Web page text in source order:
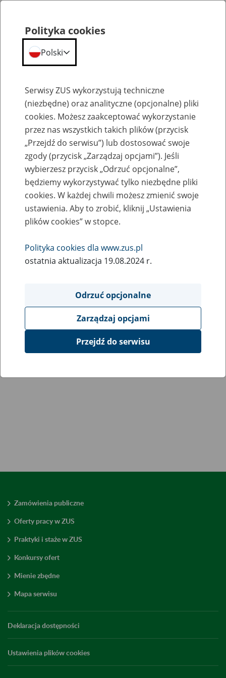
Przepraszamy,
podana strona nie została znaleziona.
Błąd 404
Przejdź do strony głównej
Zamówienia publiczne
Oferty pracy w ZUS
Praktyki i staże w ZUS
Konkursy ofert
Mienie zbędne
Mapa serwisu
Deklaracja dostępności
Ustawienia plików cookies
Polityka cookies
Polski
Serwisy ZUS wykorzystują techniczne
(niezbędne) oraz analityczne (opcjonalne) pliki
cookies. Możesz zaakceptować wykorzystanie
przez nas wszystkich takich plików (przycisk
„Przejdź do serwisu”) lub dostosować swoje
zgody (przycisk „Zarządzaj opcjami”). Jeśli
wybierzesz przycisk „Odrzuć opcjonalne”,
będziemy wykorzystywać tylko niezbędne pliki
cookies. W każdej chwili możesz zmienić swoje
ustawienia. Aby to zrobić, kliknij „Ustawienia
plików cookies” w stopce.
Polityka cookies dla www.zus.pl
ostatnia aktualizacja 19.08.2024 r.
Odrzuć opcjonalne
Zarządzaj opcjami
Przejdź do serwisu